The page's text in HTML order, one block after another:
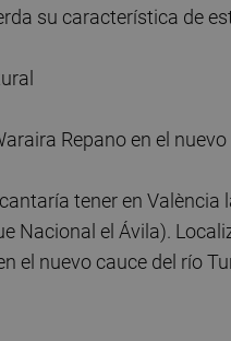
su característica de
Repano en el
tener en València
Nacional el Ávila).
el nuevo cauce del río